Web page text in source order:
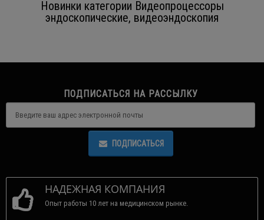
Новинки категории Видеопроцессоры
эндоскопические, видеоэндоскопия
ПОДПИСАТЬСЯ НА РАССЫЛКУ
ПОДПИСАТЬСЯ
НАДЕЖНАЯ КОМПАНИЯ
Опыт работы 10 лет на медицинском рынке.